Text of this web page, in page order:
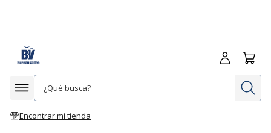
Afficher la navigation
Encontrar mi tienda
Iniciar